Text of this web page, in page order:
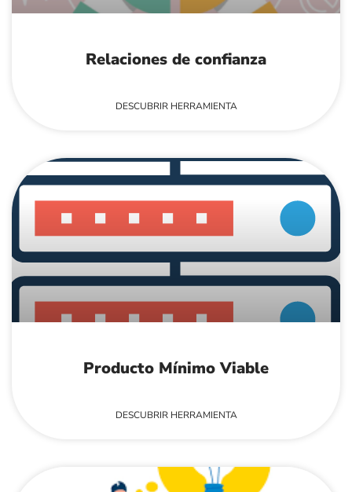
Relaciones de confianza
DESCUBRIR HERRAMIENTA
Producto Mínimo Viable
DESCUBRIR HERRAMIENTA